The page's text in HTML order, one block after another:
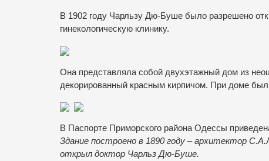
В 1902 году Чарльзу Дю-Буше было разрешено
гинекологическую клинику.
Она представляла собой двухэтажный дом из
декорированный красным кирпичом. При доме
В Паспорте Приморского района Одессы
Здание построено в 1890 году – архитектор
открыл доктор Чарльз Дю-Буше.